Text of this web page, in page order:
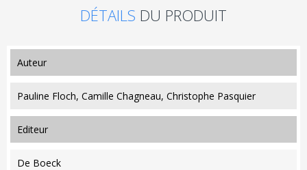
DÉTAILS DU PRODUIT
auteur
Pauline Floch, Camille Chagneau, Christophe Pasquier
editeur
De Boeck